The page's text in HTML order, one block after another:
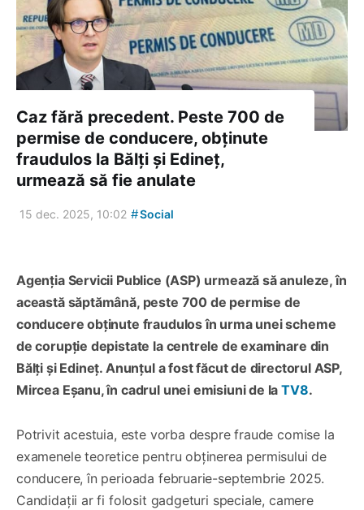
Caz fără precedent. Peste 700 de
permise de conducere, obținute
fraudulos la Bălți și Edineț,
urmează să fie anulate
15 dec. 2025, 10:02 #Social
Agenția Servicii Publice (ASP) urmează să anuleze, în
această săptămână, peste 700 de permise de
conducere obținute fraudulos în urma unei scheme
de corupție depistate la centrele de examinare din
Bălți și Edineț. Anunțul a fost făcut de directorul ASP,
Mircea Eșanu, în cadrul unei emisiuni de laTV8.
Potrivit acestuia, este vorba despre fraude comise la
examenele teoretice pentru obținerea permisului de
conducere, în perioada februarie-septembrie 2025.
Candidații ar fi folosit gadgeturi speciale, camere